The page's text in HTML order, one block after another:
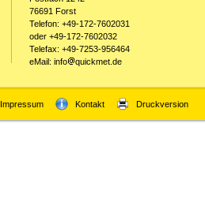
76691 Forst
Telefon: +49-172-7602031
oder +49-172-7602032
Telefax: +49-7253-956464
eMail: info
quickmet.de
Impressum Kontakt Druckversion